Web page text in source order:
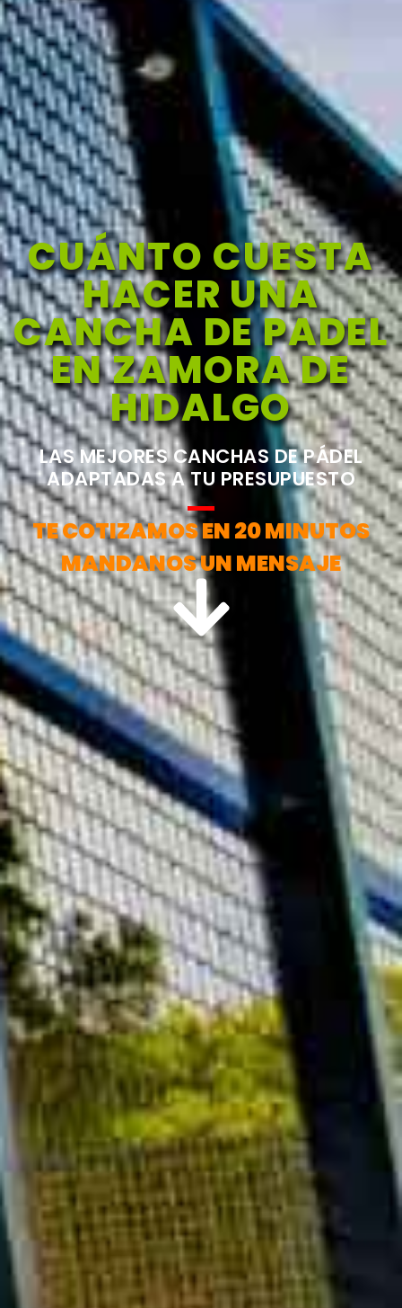
CUÁNTO CUESTA
HACER UNA
CANCHA DE PADEL
EN ZAMORA DE
HIDALGO
LAS MEJORES CANCHAS DE PÁDEL
ADAPTADAS A TU PRESUPUESTO
TE COTIZAMOS EN 20 MINUTOS
MANDANOS UN MENSAJE